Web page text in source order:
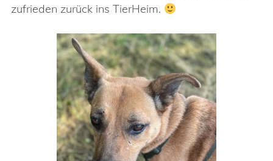
zufrieden zurück ins TierHeim.